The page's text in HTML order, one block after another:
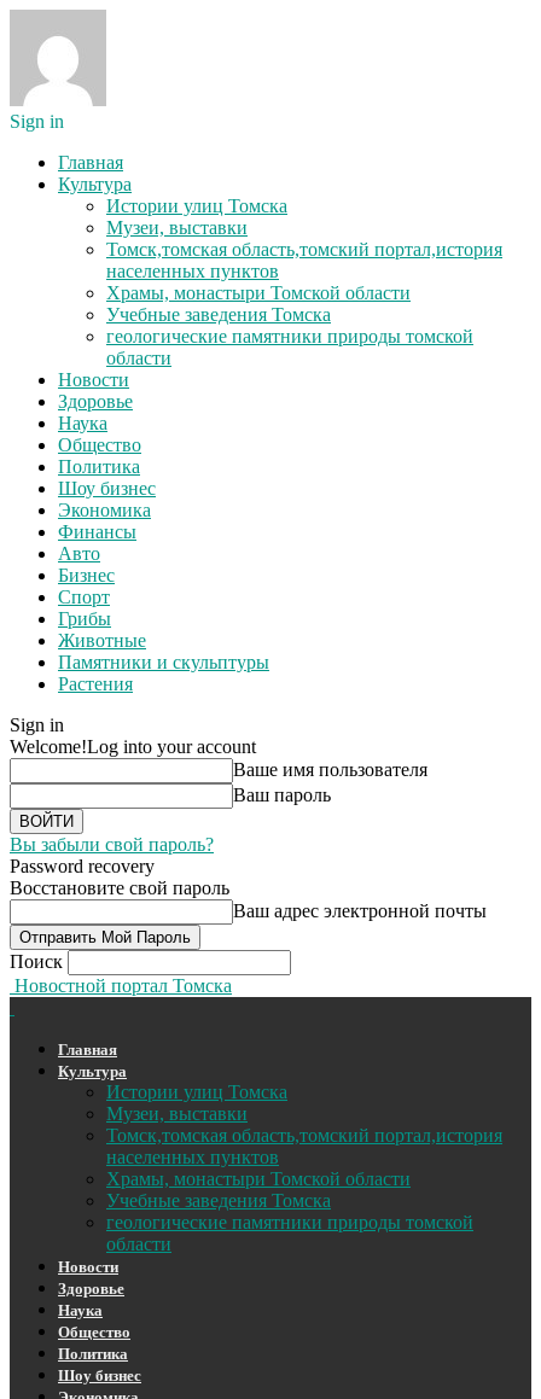
Sign in
Главная
Культура
Истории улиц Томска
Музеи, выставки
Томск,томская область,томский портал,история
населенных пунктов
Храмы, монастыри Томской области
Учебные заведения Томска
геологические памятники природы томской
области
Новости
Здоровье
Наука
Общество
Политика
Шоу бизнес
Экономика
Финансы
Авто
Бизнес
Спорт
Грибы
Животные
Памятники и скульптуры
Растения
Sign in
Welcome!Log into your account
Ваше имя пользователя
Ваш пароль
Вы забыли свой пароль?
Password recovery
Восстановите свой пароль
Ваш адрес электронной почты
Поиск
Новостной портал Томска
Главная
Культура
Истории улиц Томска
Музеи, выставки
Томск,томская область,томский портал,история
населенных пунктов
Храмы, монастыри Томской области
Учебные заведения Томска
геологические памятники природы томской
области
Новости
Здоровье
Наука
Общество
Политика
Шоу бизнес